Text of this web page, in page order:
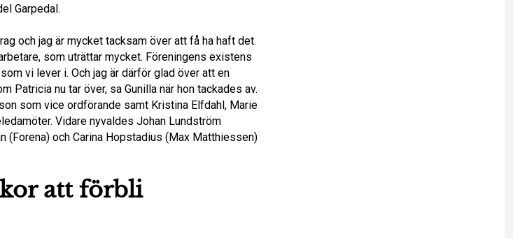
Garpedal.
och jag är mycket tacksam över att få ha haft det.
som uträttar mycket. Föreningens existens
vi lever i. Och jag är därför glad över att en
Patricia nu tar över, sa Gunilla när hon tackades av.
som vice ordförande samt Kristina Elfdahl, Marie
Vidare nyvaldes Johan Lundström
(Forena) och Carina Hopstadius (Max Matthiessen)
att förbli